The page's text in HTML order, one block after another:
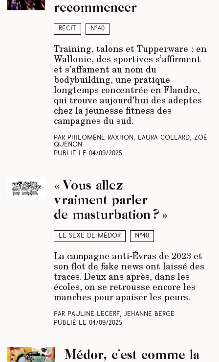
Récit N°40
recommencer
Training, talons et Tupperware : en
Wallonie, des sportives s’affirment
et s’affament au nom du
bodybuilding, une pratique
longtemps concentrée en Flandre,
qui trouve aujourd’hui des adeptes
chez la jeunesse fitness des
campagnes du sud.
Par Philomène Raxhon, Laura Collard, Zoé
Quenon
Publié le 04/09/2025
Le sexe de Médor N°40
« Vous allez
vraiment parler
de masturbation ? »
La campagne anti-Évras de 2023 et
son flot de fake news ont laissé des
traces. Deux ans après, dans les
écoles, on se retrousse encore les
manches pour apaiser les peurs.
Par Pauline Lecerf, Jehanne Bergé
Publié le 04/09/2025
Médor, c’est comme la